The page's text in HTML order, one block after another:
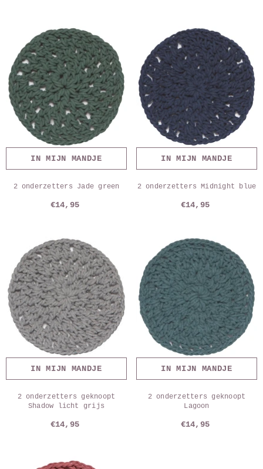
IN MIJN MANDJE
2 onderzetters Jade green
€14,95
IN MIJN MANDJE
2 onderzetters Midnight blue
€14,95
IN MIJN MANDJE
2 onderzetters geknoopt
Shadow licht grijs
€14,95
IN MIJN MANDJE
2 onderzetters geknoopt
Lagoon
€14,95